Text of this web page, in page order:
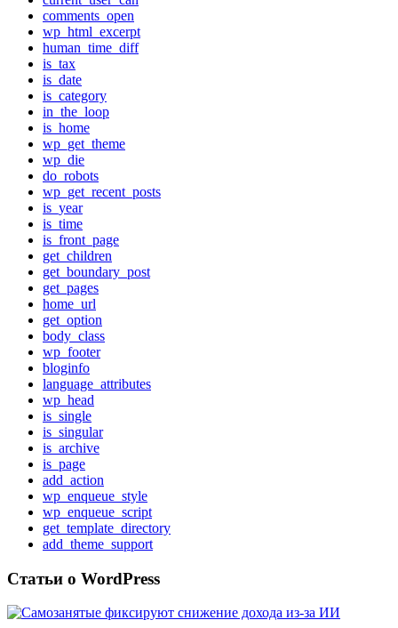
comments_open
wp_html_excerpt
human_time_diff
is_tax
is_date
is_category
in_the_loop
is_home
wp_get_theme
wp_die
do_robots
wp_get_recent_posts
is_year
is_time
is_front_page
get_children
get_boundary_post
get_pages
home_url
get_option
body_class
wp_footer
bloginfo
language_attributes
wp_head
is_single
is_singular
is_archive
is_page
add_action
wp_enqueue_style
wp_enqueue_script
get_template_directory
add_theme_support
Статьи о WordPress